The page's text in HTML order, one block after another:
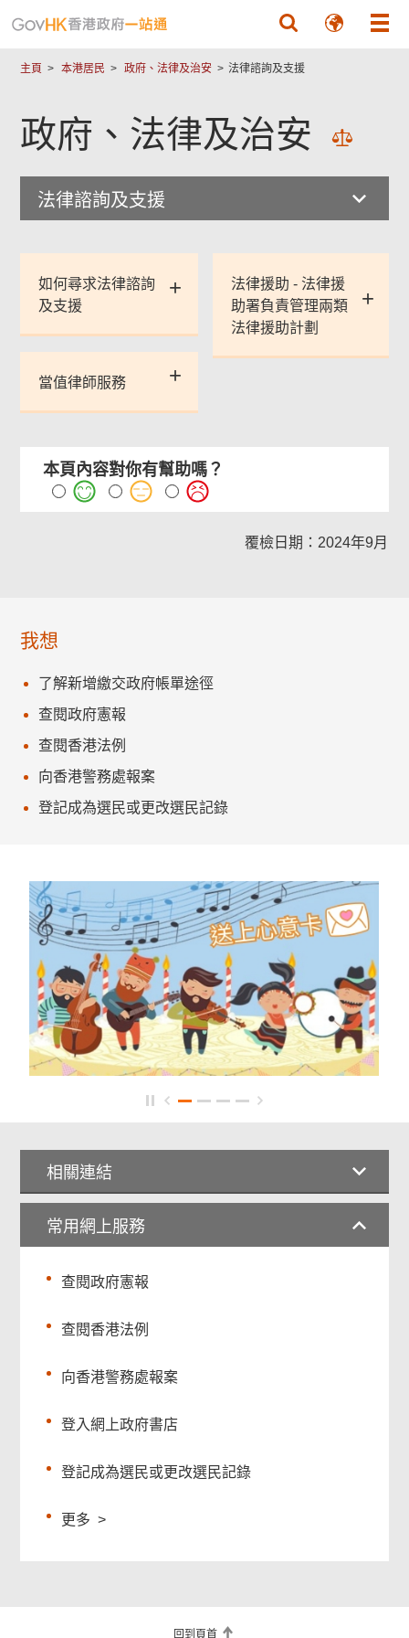
主頁 本港居民 政府、法律及治安 法律諮詢及支援
政府、法律及治安
法律諮詢及支援
如何尋求法律諮詢
及支援
法律援助 - 法律援
助署負責管理兩類
法律援助計劃
當值律師服務
本頁內容對你有幫助嗎？
覆檢日期：2024年9月
我想
了解新增繳交政府帳單途徑
查閱政府憲報
查閱香港法例
向香港警務處報案
登記成為選民或更改選民記錄
相關連結
常用網上服務
查閱政府憲報
查閱香港法例
向香港警務處報案
登入網上政府書店
登記成為選民或更改選民記錄
更多 >
回到頁首